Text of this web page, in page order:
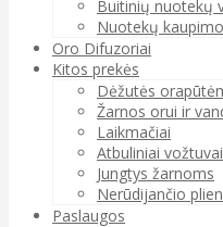
Buitinių nuotekų
Nuotekų
Oro Difuzoriai
Kitos prekės
Dėžutės
Žarnos orui ir
Laikmačiai
Atbuliniai vožtuvai
Jungtys žarnoms
Nerūdijančio
Paslaugos